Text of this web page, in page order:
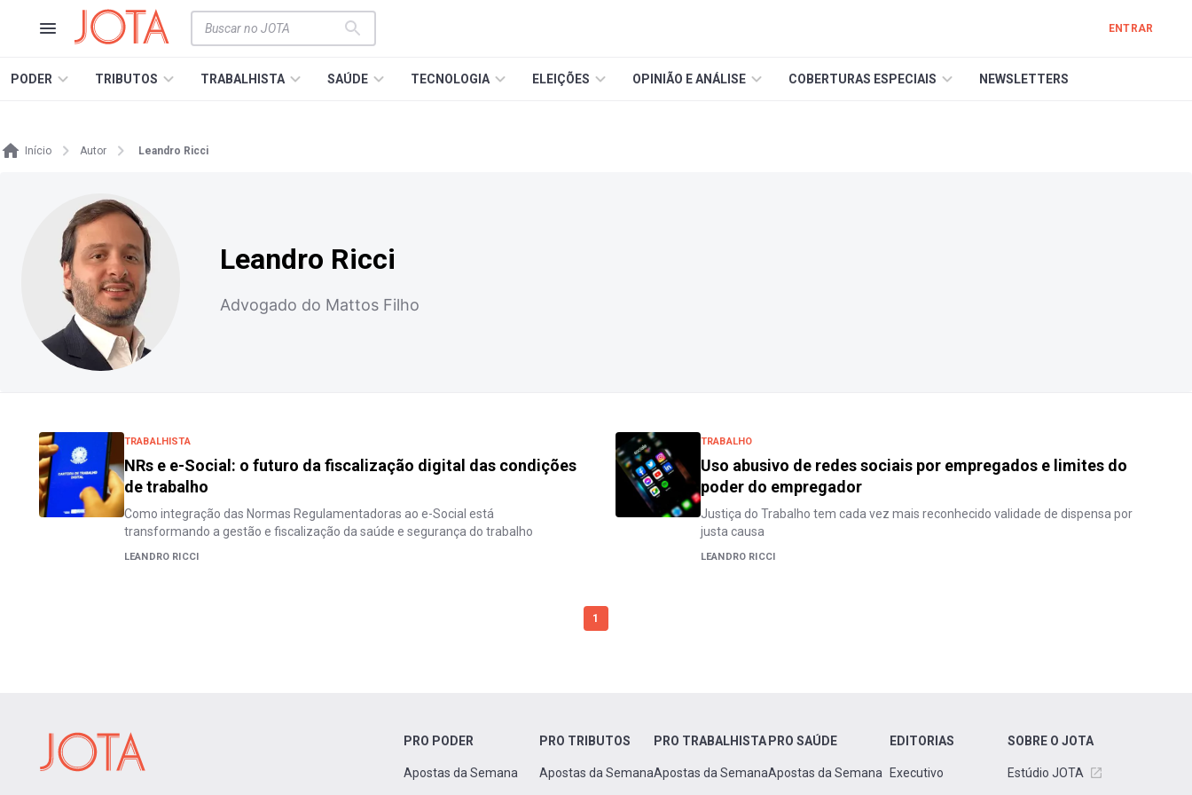
ENTRAR
PODER TRIBUTOS TRABALHISTA SAÚDE TECNOLOGIA ELEIÇÕES OPINIÃO E ANÁLISE COBERTURAS ESPECIAIS NEWSLETTERS
Início Autor Leandro Ricci
Leandro Ricci
Advogado do Mattos Filho
TRABALHISTA
NRs e e-Social: o futuro da fiscalização digital das condições
de trabalho
Como integração das Normas Regulamentadoras ao e-Social está
transformando a gestão e fiscalização da saúde e segurança do trabalho
LEANDRO RICCI
TRABALHO
Uso abusivo de redes sociais por empregados e limites do
poder do empregador
Justiça do Trabalho tem cada vez mais reconhecido validade de dispensa por
justa causa
LEANDRO RICCI
1
PRO PODER
Apostas da Semana
PRO TRIBUTOS
Apostas da Semana
PRO TRABALHISTA
Apostas da Semana
PRO SAÚDE
Apostas da Semana
EDITORIAS
Executivo
SOBRE O JOTA
Estúdio JOTA